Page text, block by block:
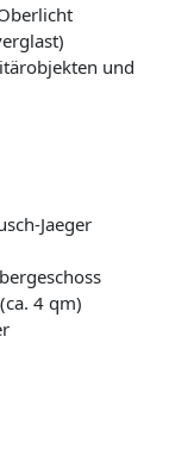
und
Jaeger
4 qm)